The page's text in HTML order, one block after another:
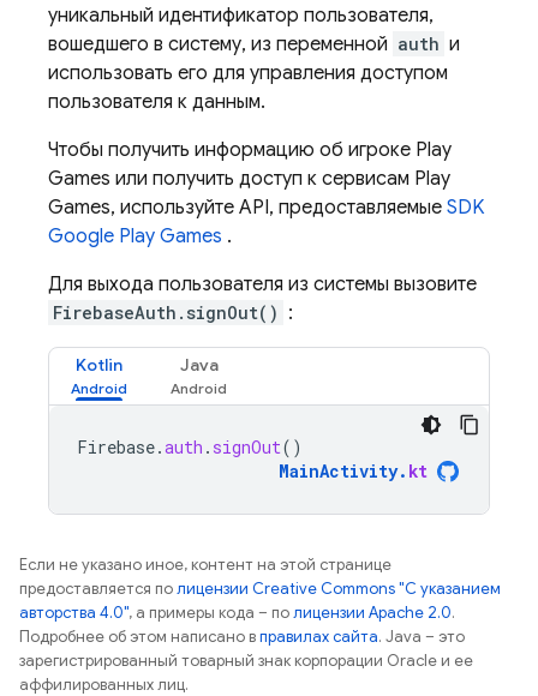
уникальный идентификатор пользователя,
вошедшего в систему, из переменной auth и
использовать его для управления доступом
пользователя к данным.
Чтобы получить информацию об игроке Play
Games или получить доступ к сервисам Play
Games, используйте API, предоставляемые SDK
Google Play Games .
Для выхода пользователя из системы вызовите
FirebaseAuth.signOut() :
Kotlin Java
Firebase.auth . signOut()
MainActivity. kt
Если не указано иное, контент на этой странице
предоставляется полицензии Creative Commons "С указанием
авторства 4.0", а примеры кода – полицензии Apache 2.0.
Подробнее об этом написано вправилах сайта. Java – это
зарегистрированный товарный знак корпорации Oracle и ее
аффилированных лиц.